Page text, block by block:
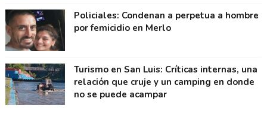
Policiales: Condenan a perpetua a hombre
por femicidio en Merlo
Turismo en San Luis: Críticas internas, una
relación que cruje y un camping en donde
no se puede acampar